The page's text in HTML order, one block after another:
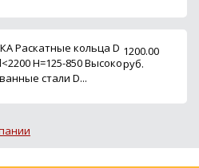
Раскатные кольца D
H=125-850 Высоко
стали D...
1200.00
руб.